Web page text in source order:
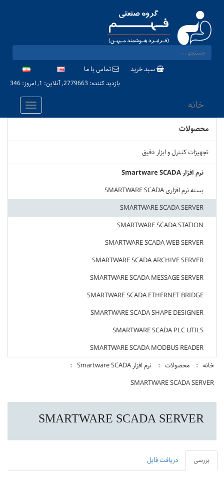
سبد خرید تماس با ما
بازدید کننده: 2779663, آنلاین: 1, امروز: 346
خانه
محصولات
تجهیزات کنترل و ابزار دقیق
نرم افزار Smartware SCADA
بسته نرم افزاری SMARTWARE SCADA
SMARTWARE SCADA SERVER
SMARTWARE SCADA STATION
SMARTWARE SCADA WEB SERVER
SMARTWARE SCADA ARCHIVE SERVER
SMARTWARE SCADA MESSAGE SERVER
SMARTWARE SCADA ETHERNET BRIDGE
SMARTWARE SCADA SHAPE DESIGNER
SMARTWARE SCADA PLC UTILS
SMARTWARE SCADA MODBUS READER
خانه
محصولات
نرم افزار Smartware SCADA
SMARTWARE SCADA SERVER
SMARTWARE SCADA SERVER
بررسی دریافت فایل